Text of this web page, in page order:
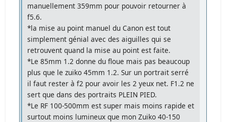
manuellement 359mm pour pouvoir retourner à
f5.6.
*la mise au point manuel du Canon est tout
simplement génial avec des aiguilles qui se
retrouvent quand la mise au point est faite.
*Le 85mm 1.2 donne du floue mais pas beaucoup
plus que le zuiko 45mm 1.2. Sur un portrait serré
il faut rester à f2 pour avoir les 2 yeux net. F1.2 ne
sert que dans des portraits PLEIN PIED.
*Le RF 100-500mm est super mais moins rapide et
surtout moins lumineux que mon Zuiko 40-150